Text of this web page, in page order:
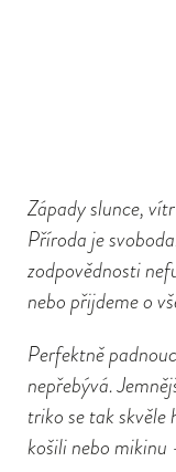
Západy slunce,
Příroda je
zodpovědnosti
nebo přijdeme o
Perfektně
nepřebývá.
triko se tak skvěle
košili nebo mikinu